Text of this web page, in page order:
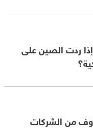
ردت الصين على
من الشركات